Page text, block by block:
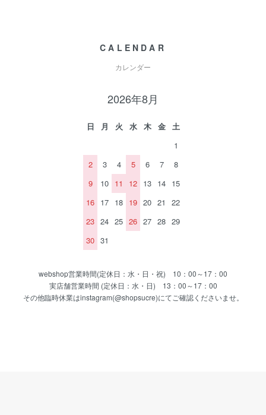
CALENDAR
カレンダー
2026年8月
日 月 火 水 木 金
土
1
2
3 4 5 6 7
8
9
10 11 12 13 14 15
16 17 18 19 20 21
22
23 24 25 26 27 28 29
30 31
webshop営業時間(定休日：水・日・祝) 10：00～17：00
実店舗営業時間 (定休日：水・日) 13：00～17：00
その他臨時休業はinstagram(@shopsucre)にてご確認くださいませ。